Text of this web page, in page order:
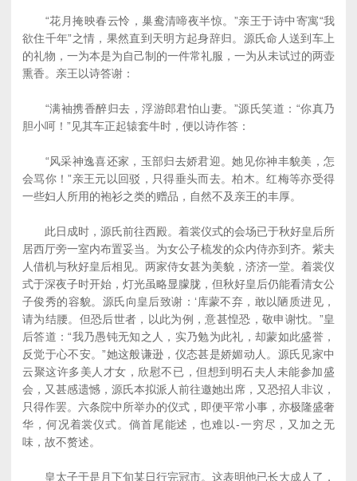
“花月掩映春云怜，巢鸯清啼夜半惊。”亲王于诗中寄寓“我
欲住千年”之情，果然直到天明方起身辞归。源氏命人送到车上
的礼物，一为本是为自己制的一件常礼服，一为从未试过的两壶
熏香。亲王以诗答谢：
“满袖携香醉归去，浮游郎君怕山妻。”源氏笑道：“你真乃
胆小呵！”见其车正起辕套牛时，便以诗作答：
“风采神逸喜还家，玉部归去娇君迎。她见你神丰貌美，怎
会骂你！”亲王元以回驳，只得垂头而去。柏木。红梅等亦受得
一些妇人所用的袍衫之类的赠品，自然不及亲王的丰厚。
此日成时，源氏前往西殿。着裳仪式的会场已于秋好皇后所
居西厅旁一室内布置妥当。为女公子梳发的众内侍亦到齐。紫夫
人借机与秋好皇后相见。两家侍女甚为美貌，济济一堂。着裳仪
式于深夜子时开始，灯光虽略显朦胧，但秋好皇后仍能看清女公
子俊秀的容貌。源氏向皇后致谢：‘库蒙不弃，敢以陋质进见，
请为结腰。但恐后世者，以此为例，意甚惶恐，敬申谢忱。”皇
后答道：“我乃愚钝无知之人，实乃勉为此礼，却蒙如此盛誉，
反觉于心不安。”她这般谦逊，仪态甚是娇媚动人。源氏见家中
云聚这许多美人才女，欣慰不已，但想到明石夫人未能参加盛
会，又甚感遗憾，源氏本拟派人前往邀她出席，又恐招人非议，
只得作罢。六条院中所举办的仪式，即便平常小事，亦极隆盛奢
华，何况着裳仪式。倘首尾能述，也难以-一穷尽，又加之无
味，故不赘述。
皇太子于是月下旬某日行完冠市。这表明他已长大成人了，